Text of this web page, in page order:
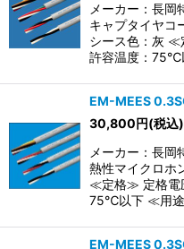
メーカー：長岡
キャプタイヤコ
シース色：灰
許容温度：75℃
EM-MEES
30,800円(税込)
メーカー：長岡
熱性マイクロホ
≪定格≫ 定格電
75℃以下 ≪用途
EM-MEES